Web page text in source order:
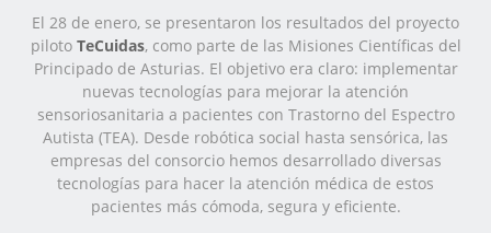
El 28 de enero, se presentaron los resultados del proyecto
piloto TeCuidas, como parte de las Misiones Científicas del
Principado de Asturias. El objetivo era claro: implementar
nuevas tecnologías para mejorar la atención
sensoriosanitaria a pacientes con Trastorno del Espectro
Autista (TEA). Desde robótica social hasta sensórica, las
empresas del consorcio hemos desarrollado diversas
tecnologías para hacer la atención médica de estos
pacientes más cómoda, segura y eficiente.